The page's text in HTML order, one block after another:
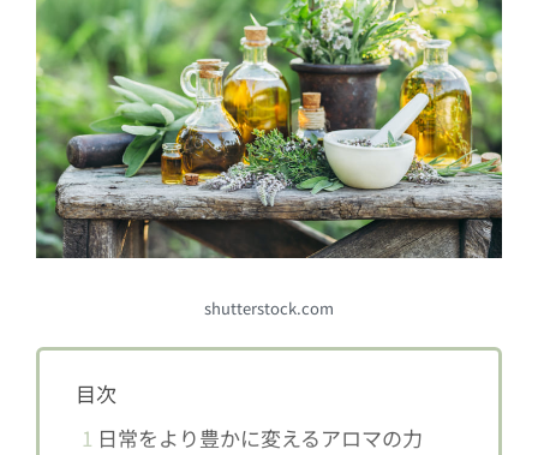
shutterstock.com
目次
1 日常をより豊かに変えるアロマの力